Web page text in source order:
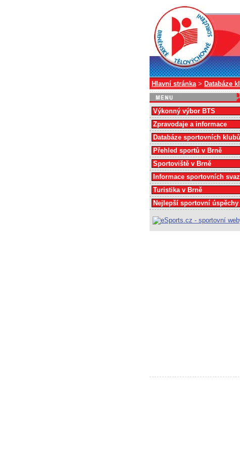
Hlavní stránka> Databáze
Výkonný výbor BTS
Zpravodaje a informace
Databáze sportovních klubů
Přehled sportů v Brně
Sportoviště v Brně
Informace sportovních
Turistika v Brně
Nejlepší sportovní úspěchy